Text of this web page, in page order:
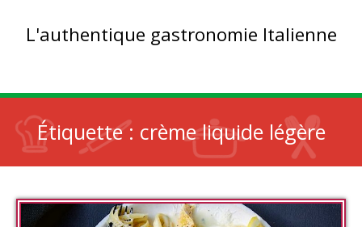
L'authentique gastronomie Italienne
Étiquette : crème liquide légère